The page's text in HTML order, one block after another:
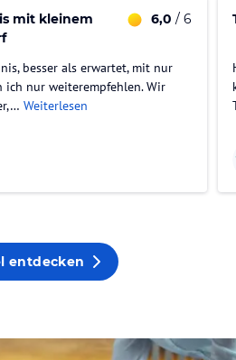
mit kleinem
6,0 / 6
besser als erwartet, mit nur
ich nur weiterempfehlen. Wir
Weiterlesen
entdecken